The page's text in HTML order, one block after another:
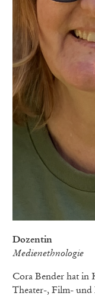
Dozentin
Medienethnologie
Cora Bender hat in
Theater-, Film- und